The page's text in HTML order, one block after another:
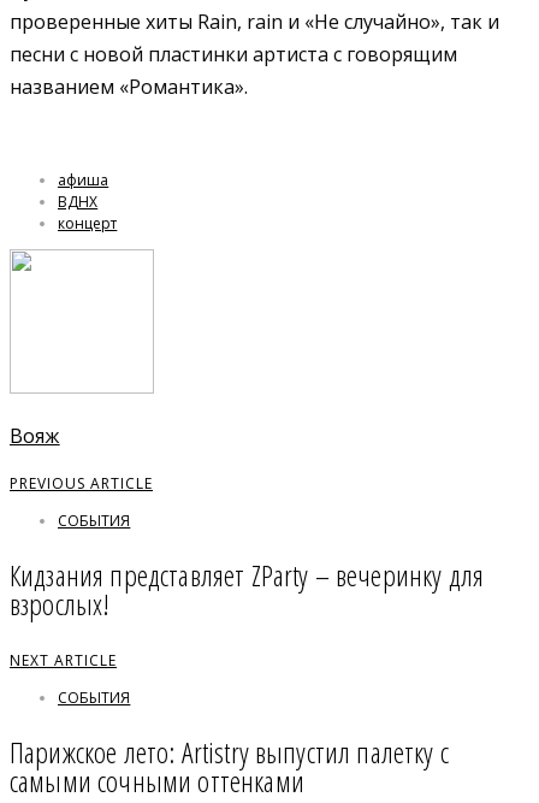
проверенные хиты Rain, rain и «Не случайно», так и
песни с новой пластинки артиста с говорящим
названием «Романтика».
афиша
ВДНХ
концерт
Вояж
PREVIOUS ARTICLE
СОБЫТИЯ
Кидзания представляет ZParty – вечеринку для
взрослых!
NEXT ARTICLE
СОБЫТИЯ
Парижское лето: Artistry выпустил палетку с
самыми сочными оттенками